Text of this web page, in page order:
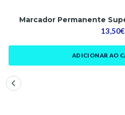
Marcador Permanente
13,50€
ADICIONAR AO